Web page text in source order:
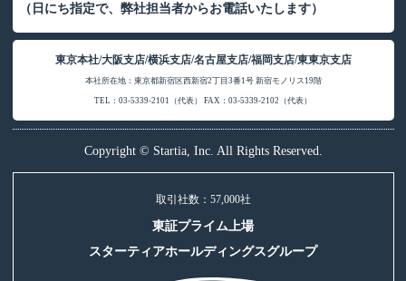
（日にち指定で、弊社担当者からお電話いたします）
東京本社/大阪支店/横浜支店/名古屋支店/福岡支店/東東京支店
本社所在地：東京都新宿区西新宿2丁目3番1号 新宿モノリス19階
TEL：03-5339-2101（代表） FAX：03-5339-2102（代表）
Copyright © Startia, Inc. All Rights Reserved.
取引社数：57,000社
東証プライム上場
スターティアホールディングスグループ